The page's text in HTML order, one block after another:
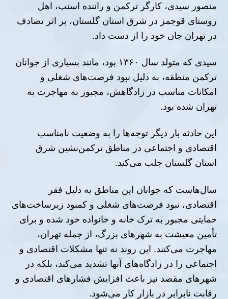
منصور سیدی، کارگر ترکمن و راننده اسنپ، اهل
روستای قوجمز در شرق استان گلستان، بر اثر تصادف
در تهران جان خود را از دست داد.
سیدی که متولد سال ۱۳۶۰ بود، مانند بسیاری از جوانان
ترکمن منطقه، به دلیل نبود فرصت‌های شغلی و
امکانات مناسب در زادگاهش، مجبور به مهاجرت به
تهران شده بود.
این حادثه بار دیگر توجه‌ها را به وضعیت نامناسب
اقتصادی و اجتماعی در مناطق ترکمن‌نشین شرق
استان گلستان جلب می‌کند.
سال‌هاست که جوانان این مناطق به دلیل فقر
اقتصادی، نبود فرصت‌های شغلی و کمبود زیرساخت‌های
حمایتی مجبور به ترک خانه و خانواده خود شده و برای
تأمین معیشت به شهرهای بزرگ، از جمله تهران،
مهاجرت می‌کنند. این روند نه تنها مشکلات اقتصادی و
اجتماعی را در زادگاه‌های آنها تشدید می‌کند، بلکه در
شهرهای مقصد نیز باعث افزایش فشارهای اقتصادی و
رقابت نابرابر در بازار کار می‌شود.